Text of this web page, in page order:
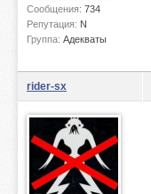
Сообщения: 734
Репутация: N
Группа: Адекваты
rider-sx